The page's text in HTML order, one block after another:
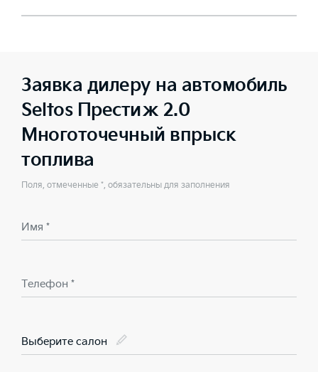
Заявка дилеру на автомобиль
Seltos Престиж 2.0
Многоточечный впрыск
топлива
Поля, отмеченные *, обязательны для заполнения
Имя *
Телефон *
Выберите салон